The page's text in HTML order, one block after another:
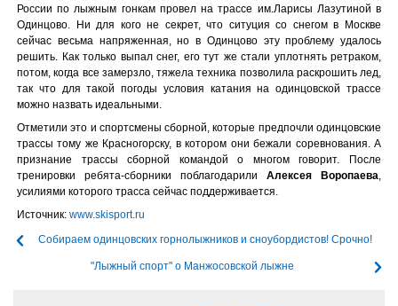
России по лыжным гонкам провел на трассе им.Ларисы Лазутиной в
Одинцово. Ни для кого не секрет, что ситуция со снегом в Москве
сейчас весьма напряженная, но в Одинцово эту проблему удалось
решить. Как только выпал снег, его тут же стали уплотнять ретраком,
потом, когда все замерзло, тяжела техника позволила раскрошить лед,
так что для такой погоды условия катания на одинцовской трассе
можно назвать идеальными.
Отметили это и спортсмены сборной, которые предпочли одинцовские
трассы тому же Красногорску, в котором они бежали соревнования. А
признание трассы сборной командой о многом говорит. После
тренировки ребята-сборники поблагодарили Алексея Воропаева
усилиями которого трасса сейчас поддерживается.
Источник: www.skisport.ru
Собираем одинцовских горнолыжников и сноубордистов! Срочно!
"Лыжный спорт" о Манжосовской лыжне